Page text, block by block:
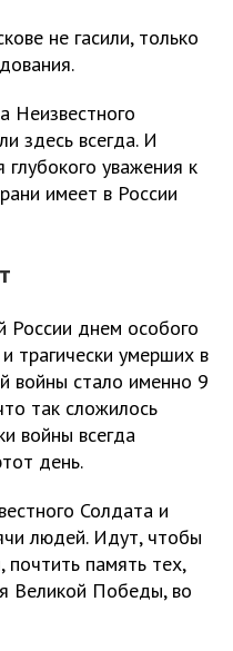
не гасили, только
Неизвестного
здесь всегда. И
уважения к
имеет в России
России днем особого
трагически умерших в
войны стало именно 9
так сложилось
войны всегда
день.
Солдата и
людей. Идут, чтобы
почтить память тех,
Великой Победы, во